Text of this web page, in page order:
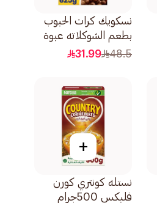
نسكويك كرات الحبوب
بطعم الشوكلاته عبوة
أقتصادية 625جرام
48.5
31.99
+
نستله كونتري كورن
فليكس 500جرام